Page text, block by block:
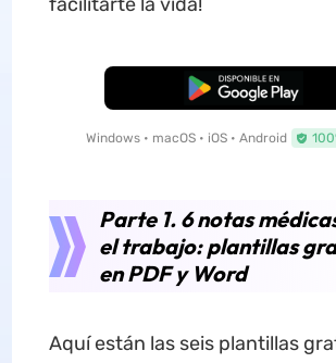
Descarga Gratuita
Windows • macOS • iOS • Android
Parte 1. 6 notas
el trabajo: plantillas
en PDF y Word
Aquí están las seis plantillas